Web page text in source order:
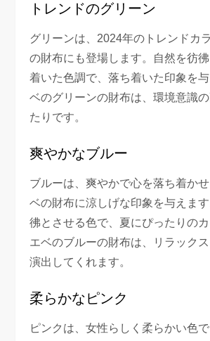
トレンドのグリーン
グリーンは、2024年のトレンドカ
の財布にも登場します。自然を彷
着いた色調で、落ち着いた印象を
ベのグリーンの財布は、環境意識
たりです。
爽やかなブルー
ブルーは、爽やかで心を落ち着か
ベの財布に涼しげな印象を与えま
彿とさせる色で、夏にぴったりの
エベのブルーの財布は、リラック
演出してくれます。
柔らかなピンク
ピンクは、女性らしく柔らかい色